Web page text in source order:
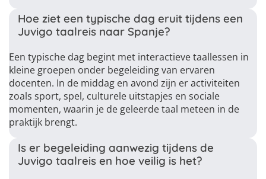
Hoe ziet een typische dag eruit tijdens een
Juvigo taalreis naar Spanje?
Een typische dag begint met interactieve taallessen in
kleine groepen onder begeleiding van ervaren
docenten. In de middag en avond zijn er activiteiten
zoals sport, spel, culturele uitstapjes en sociale
momenten, waarin je de geleerde taal meteen in de
praktijk brengt.
Is er begeleiding aanwezig tijdens de
Juvigo taalreis en hoe veilig is het?